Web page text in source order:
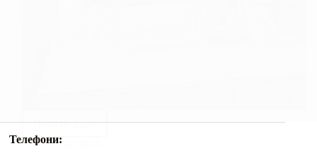
Читати далі
13.02.2026
Телефони: